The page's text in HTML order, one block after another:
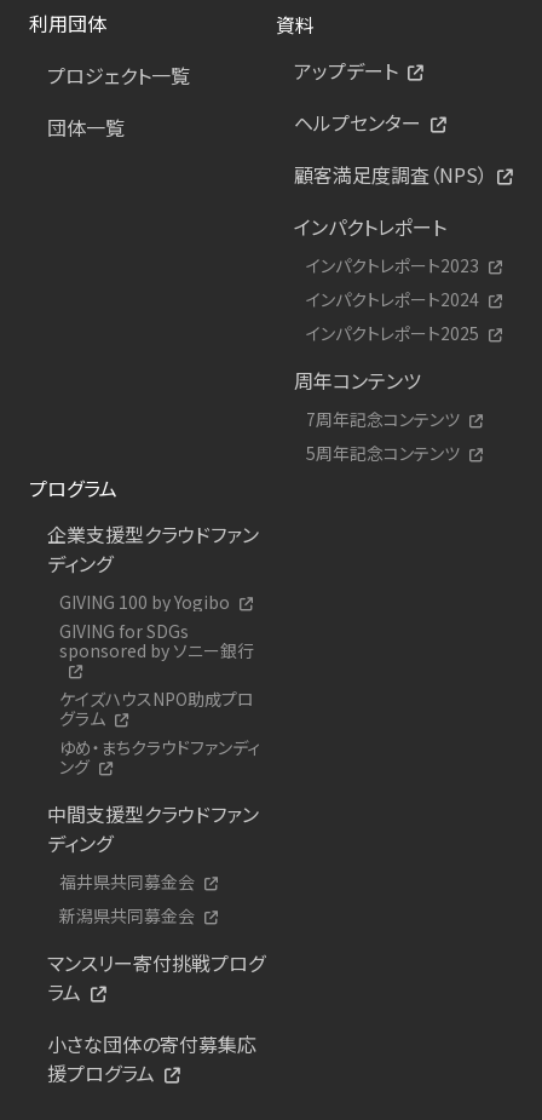
利用団体
プロジェクト一覧
団体一覧
資料
アップデート
ヘルプセンター
顧客満足度調査（NPS）
インパクトレポート
インパクトレポート2023
インパクトレポート2024
インパクトレポート2025
周年コンテンツ
7周年記念コンテンツ
5周年記念コンテンツ
プログラム
企業支援型クラウドファン
ディング
GIVING 100 by Yogibo
GIVING for SDGs
sponsored by ソニー銀行
ケイズハウスNPO助成プロ
グラム
ゆめ・まちクラウドファンディ
ング
中間支援型クラウドファン
ディング
福井県共同募金会
新潟県共同募金会
マンスリー寄付挑戦プログ
ラム
小さな団体の寄付募集応
援プログラム